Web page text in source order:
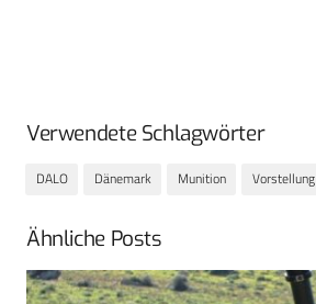
Verwendete Schlagwörter
DALO Dänemark Munition Vorstellung
Ähnliche Posts